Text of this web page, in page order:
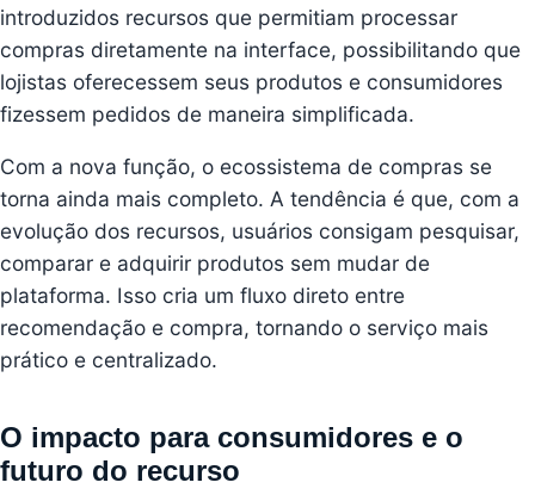
introduzidos recursos que permitiam processar
compras diretamente na interface, possibilitando que
lojistas oferecessem seus produtos e consumidores
fizessem pedidos de maneira simplificada.
Com a nova função, o ecossistema de compras se
torna ainda mais completo. A tendência é que, com a
evolução dos recursos, usuários consigam pesquisar,
comparar e adquirir produtos sem mudar de
plataforma. Isso cria um fluxo direto entre
recomendação e compra, tornando o serviço mais
prático e centralizado.
O impacto para consumidores e o
futuro do recurso